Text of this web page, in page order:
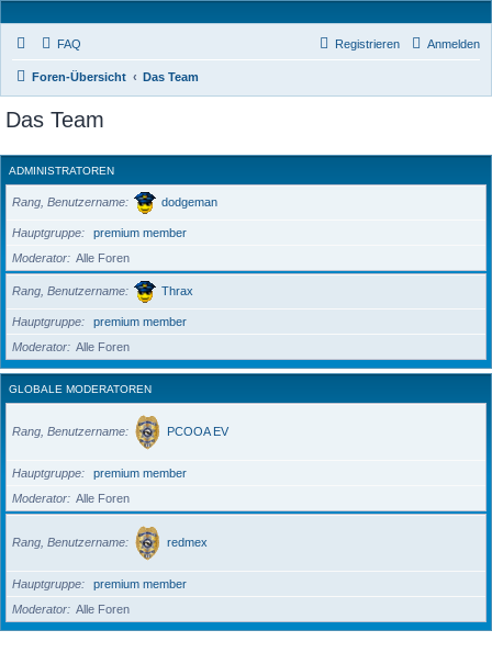
FAQ Anmelden
Registrieren
Foren-Übersicht Das Team
Das Team
ADMINISTRATOREN
Rang, Benutzername dodgeman
Hauptgruppe
premium member
Moderator
Alle Foren
Rang, Benutzername Thrax
Hauptgruppe
premium member
Moderator
Alle Foren
GLOBALE MODERATOREN
Rang, Benutzername PCOOA EV
Hauptgruppe
premium member
Moderator
Alle Foren
Rang, Benutzername redmex
Hauptgruppe
premium member
Moderator
Alle Foren